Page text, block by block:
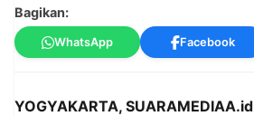
Bagikan:
WhatsApp Facebook
YOGYAKARTA, SUARAMEDIAA.id